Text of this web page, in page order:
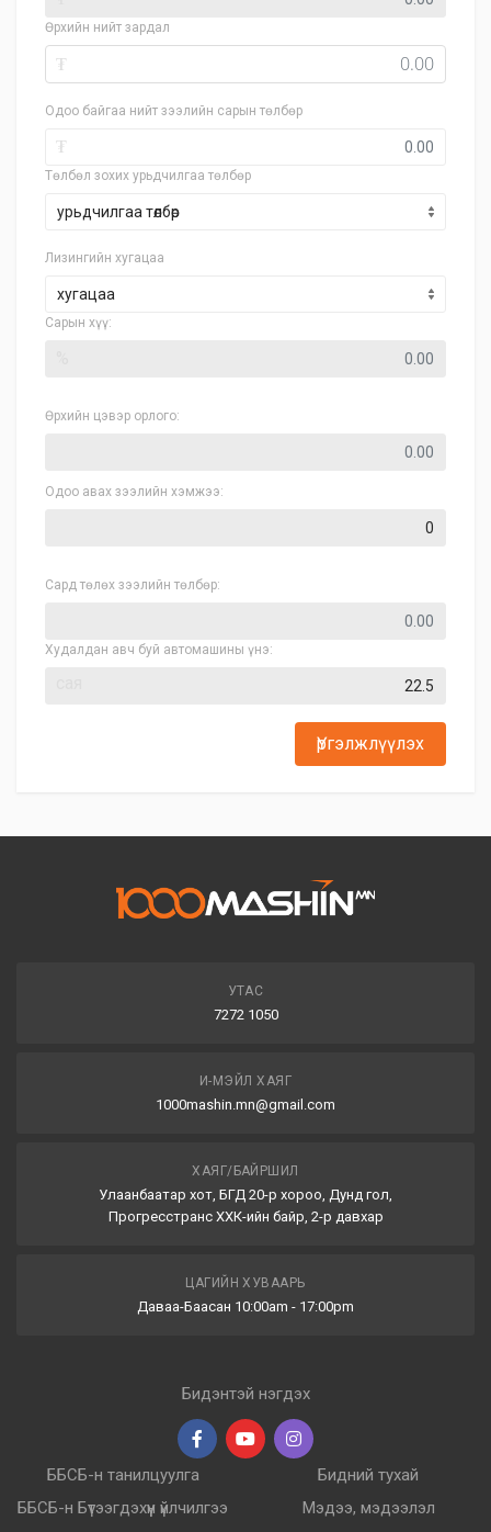
Өрхийн нийт зардал
₮
Одоо байгаа нийт зээлийн сарын төлбөр
₮
Төлбөл зохих урьдчилгаа төлбөр
Лизингийн хугацаа
хугацаа
Сарын хүү:
Өрхийн цэвэр орлого:
Одоо авах зээлийн хэмжээ:
Сард төлөх зээлийн төлбөр:
Худалдан авч буй автомашины үнэ:
Үргэлжлүүлэх
УТАС
7272 1050
И-МЭЙЛ ХАЯГ
1000mashin.mn@gmail.com
ХАЯГ/БАЙРШИЛ
Улаанбаатар хот, БГД 20-р хороо, Дунд гол,
Прогресстранс ХХК-ийн байр, 2-р давхар
ЦАГИЙН ХУВААРЬ
Даваа-Баасан 10:00am - 17:00pm
Бидэнтэй нэгдэх
ББСБ-н танилцуулга
ББСБ-н Бүтээгдэхүүн үйлчилгээ
Бидний тухай
Мэдээ, мэдээлэл